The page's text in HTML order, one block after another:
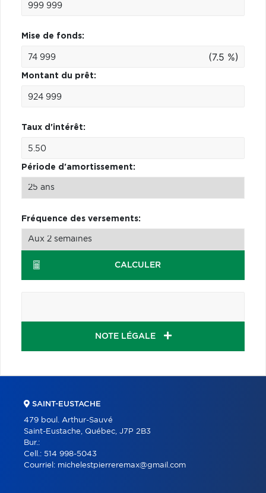
Mise de fonds:
(7.5 %)
Montant du prêt:
Taux d'intérêt:
Période d'amortissement:
Fréquence des versements:
CALCULER
NOTE LÉGALE
SAINT-EUSTACHE
479 boul. Arthur-Sauvé
Saint-Eustache, Québec, J7P 2B3
Bur.:
Cell.: 514 998-5043
Courriel: michelestpierreremax@gmail.com